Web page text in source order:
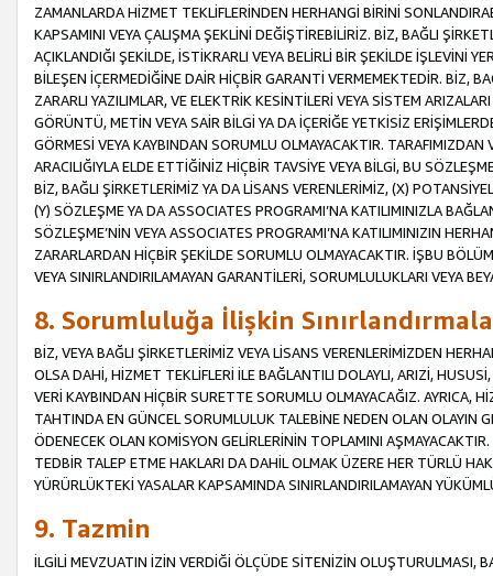
ZAMANLARDA HİZMET TEKLİFLERİNDEN HERHANGİ BİRİNİ
KAPSAMINI VEYA ÇALIŞMA ŞEKLİNİ DEĞİŞTİREBİLİRİZ. BİZ, BAĞLI
AÇIKLANDIĞI ŞEKİLDE, İSTİKRARLI VEYA BELİRLİ BİR ŞEKİLDE İŞLEVİNİ
BİLEŞEN İÇERMEDİĞİNE DAİR HİÇBİR GARANTİ VERMEMEKTEDİR. BİZ,
ZARARLI YAZILIMLAR, VE ELEKTRİK KESİNTİLERİ VEYA SİSTEM
GÖRÜNTÜ, METİN VEYA SAİR BİLGİ YA DA İÇERİĞE YETKİSİZ
GÖRMESİ VEYA KAYBINDAN SORUMLU OLMAYACAKTIR.
ARACILIĞIYLA ELDE ETTİĞİNİZ HİÇBİR TAVSİYE VEYA BİLGİ, BU
BİZ, BAĞLI ŞİRKETLERİMİZ YA DA LİSANS VERENLERİMİZ, (X)
(Y) SÖZLEŞME YA DA ASSOCIATES PROGRAMI’NA KATILIMINIZLA
SÖZLEŞME’NİN VEYA ASSOCIATES PROGRAMI’NA KATILIMINIZIN
ZARARLARDAN HİÇBİR ŞEKİLDE SORUMLU OLMAYACAKTIR. İŞBU
VEYA SINIRLANDIRILAMAYAN GARANTİLERİ, SORUMLULUKLARI VEYA
8. Sorumluluğa İlişkin
BİZ, VEYA BAĞLI ŞİRKETLERİMİZ VEYA LİSANS VERENLERİMİZDEN
OLSA DAHİ, HİZMET TEKLİFLERİ İLE BAĞLANTILI DOLAYLI, ARIZİ,
VERİ KAYBINDAN HİÇBİR SURETTE SORUMLU OLMAYACAĞIZ. AYRICA,
TAHTINDA EN GÜNCEL SORUMLULUK TALEBİNE NEDEN OLAN OLAYIN
ÖDENECEK OLAN KOMİSYON GELİRLERİNİN TOPLAMINI
TEDBİR TALEP ETME HAKLARI DA DAHİL OLMAK ÜZERE HER TÜRLÜ
YÜRÜRLÜKTEKİ YASALAR KAPSAMINDA SINIRLANDIRILAMAYAN
9. Tazmin
İLGİLİ MEVZUATIN İZİN VERDİĞİ ÖLÇÜDE SİTENİZİN OLUŞTURULMASI,